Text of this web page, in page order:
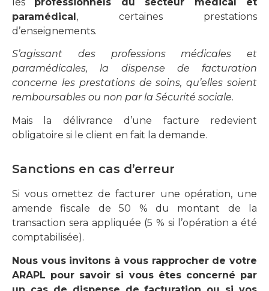
paramédical, certaines prestations
d’enseignements.
S’agissant des professions médicales et
paramédicales, la dispense de facturation
concerne les prestations de soins, qu’elles soient
remboursables ou non par la Sécurité sociale.
Mais la délivrance d’une facture redevient
obligatoire si le client en fait la demande.
Sanctions en cas d’erreur
Si vous omettez de facturer une opération, une
amende fiscale de 50 % du montant de la
transaction sera appliquée (5 % si l’opération a été
comptabilisée).
Nous vous invitons à vous rapprocher de votre
ARAPL pour savoir si vous êtes concerné par